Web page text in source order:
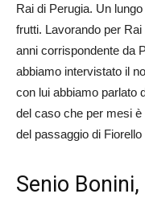
Rai di Perugia. Un
frutti. Lavorando per
anni corrispondente da
abbiamo intervistato il
con lui abbiamo parlato
del caso che per mesi
del passaggio di
Senio